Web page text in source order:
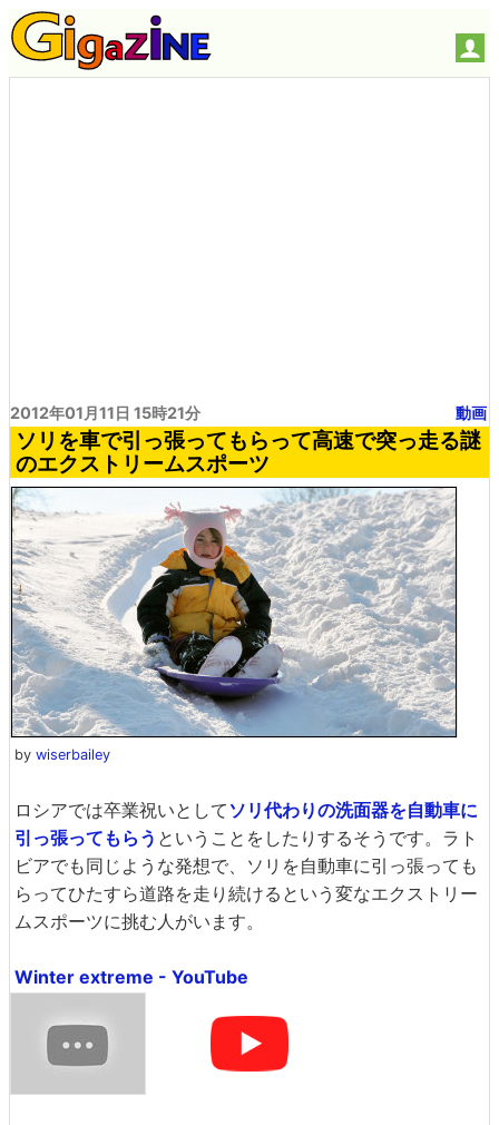
2012年01月11日 15時21分 動画
ソリを車で引っ張ってもらって高速で突っ走る謎
のエクストリームスポーツ
by wiserbailey
ロシアでは卒業祝いとして ソリ代わりの洗面器を自動車に
引っ張ってもらう ということをしたりするそうです。ラト
ビアでも同じような発想で、ソリを自動車に引っ張っても
らってひたすら道路を走り続けるという変なエクストリー
ムスポーツに挑む人がいます。
Winter extreme - YouTube